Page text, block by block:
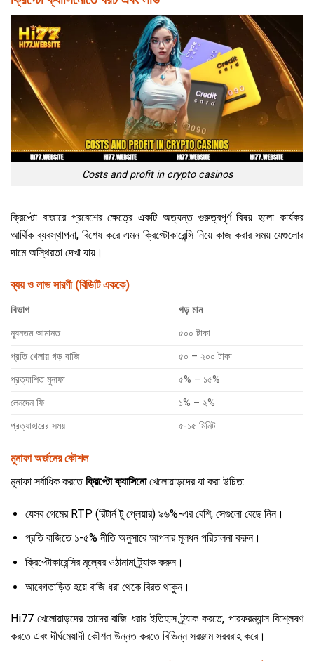
Costs and profit in crypto casinos
ক্রিপ্টো বাজারে প্রবেশের ক্ষেত্রে একটি অত্যন্ত গুরুত্বপূর্ণ বিষয় হলো কার্যকর
আর্থিক ব্যবস্থাপনা, বিশেষ করে এমন ক্রিপ্টোকারেন্সি নিয়ে কাজ করার সময় যেগুলোর
দামে অস্থিরতা দেখা যায়।
ব্যয় ও লাভ সারণী (বিডিটি এককে)
বিভাগ
গড় মান
ন্যূনতম আমানত
৫০০ টাকা
প্রতি খেলায় গড় বাজি
৫০ – ২০০ টাকা
প্রত্যাশিত মুনাফা
৫% – ১৫%
লেনদেন ফি
১% – ২%
প্রত্যাহারের সময়
৫-১৫ মিনিট
মুনাফা অর্জনের কৌশল
মুনাফা সর্বাধিক করতেক্রিপ্টো ক্যাসিনোখেলোয়াড়দের যা করা উচিত:
যেসব গেমের RTP (রিটার্ন টু প্লেয়ার) ৯৬%-এর বেশি, সেগুলো বেছে নিন।
প্রতি বাজিতে ১-৫% নীতি অনুসারে আপনার মূলধন পরিচালনা করুন।
ক্রিপ্টোকারেন্সির মূল্যের ওঠানামা ট্র্যাক করুন।
আবেগতাড়িত হয়ে বাজি ধরা থেকে বিরত থাকুন।
Hi77 খেলোয়াড়দের তাদের বাজি ধরার ইতিহাস ট্র্যাক করতে, পারফরম্যান্স বিশ্লেষণ
করতে এবং দীর্ঘমেয়াদী কৌশল উন্নত করতে বিভিন্ন সরঞ্জাম সরবরাহ করে।